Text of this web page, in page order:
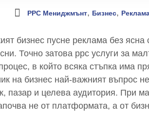
PPC Мениджмънт, Бизнес,
бизнес пусне реклама без
Точно затова ppc услуги за
в който всяка стъпка има
на бизнес най-важният въпрос
пазар и целева аудитория. При
не от платформата, а от